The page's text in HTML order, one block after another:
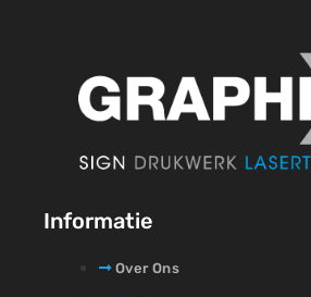
Informatie
Over Ons